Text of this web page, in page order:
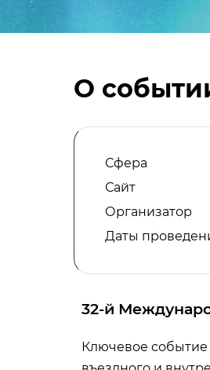
О
Сфера
Сайт
Организатор
Даты
32-й
Ключевое событие